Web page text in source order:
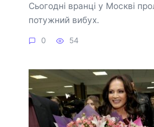
Сьогодні вранці у Москві
потужний вибух.
0 54